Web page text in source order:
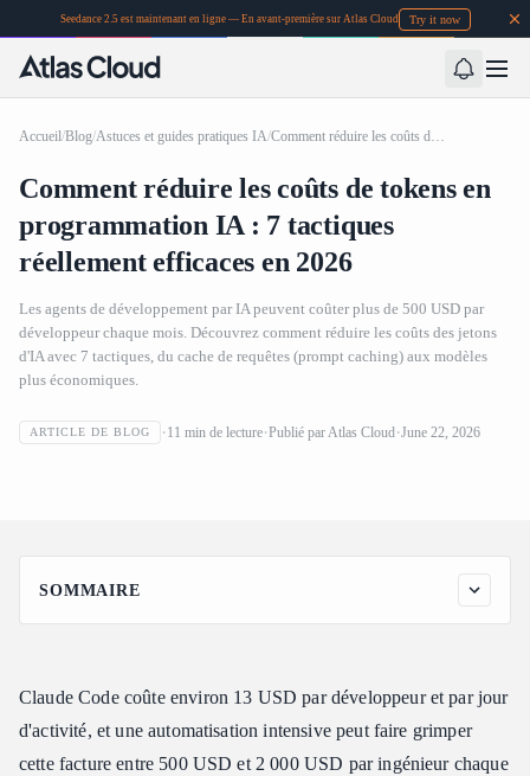
Seedance 2.5 est maintenant en ligne — En avant-première sur Atlas Cloud Try it now
Accueil/Blog/Astuces et guides pratiques IA/ Comment réduire les coûts de tokens en programmation IA : 7 tactiques réellement efficaces en 2026
Comment réduire les coûts de tokens en
programmation IA : 7 tactiques
réellement efficaces en 2026
Les agents de développement par IA peuvent coûter plus de 500 USD par
développeur chaque mois. Découvrez comment réduire les coûts des jetons
d'IA avec 7 tactiques, du cache de requêtes (prompt caching) aux modèles
plus économiques.
ARTICLE DE BLOG 11 min de lecture Publié parAtlas Cloud June 22, 2026
Comment réduire les coûts de tokens en programmation
IA : 7 tactiques réellement efficaces en 2026
SOMMAIRE
Pourquoi le coût des jetons de codage par IA devient
Comment réduire le coût des jetons de codage par IA sans
coût des jetons
Claude Code coûte environ 13 USD par développeur et par jour
d'activité, et une automatisation intensive peut faire grimper
cette facture entre 500 USD et 2 000 USD par ingénieur chaque